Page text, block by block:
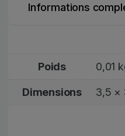
Informations
Poids 0,01
Dimensions 3,5 ×